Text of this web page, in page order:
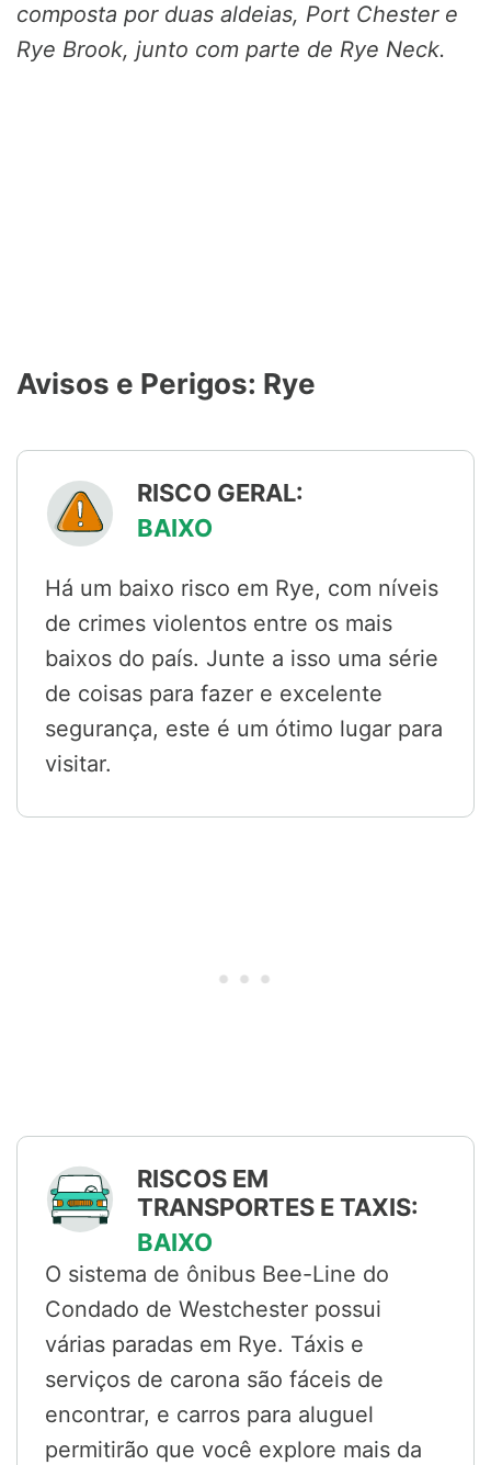
composta por duas aldeias, Port Chester e
Rye Brook, junto com parte de Rye Neck.
Avisos e Perigos: Rye
RISCO GERAL:
BAIXO
Há um baixo risco em Rye, com níveis
de crimes violentos entre os mais
baixos do país. Junte a isso uma série
de coisas para fazer e excelente
segurança, este é um ótimo lugar para
visitar.
RISCOS EM
TRANSPORTES E TAXIS:
BAIXO
O sistema de ônibus Bee-Line do
Condado de Westchester possui
várias paradas em Rye. Táxis e
serviços de carona são fáceis de
encontrar, e carros para aluguel
permitirão que você explore mais da